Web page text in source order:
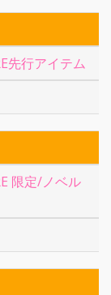
先行アイテム
限定/ノベル